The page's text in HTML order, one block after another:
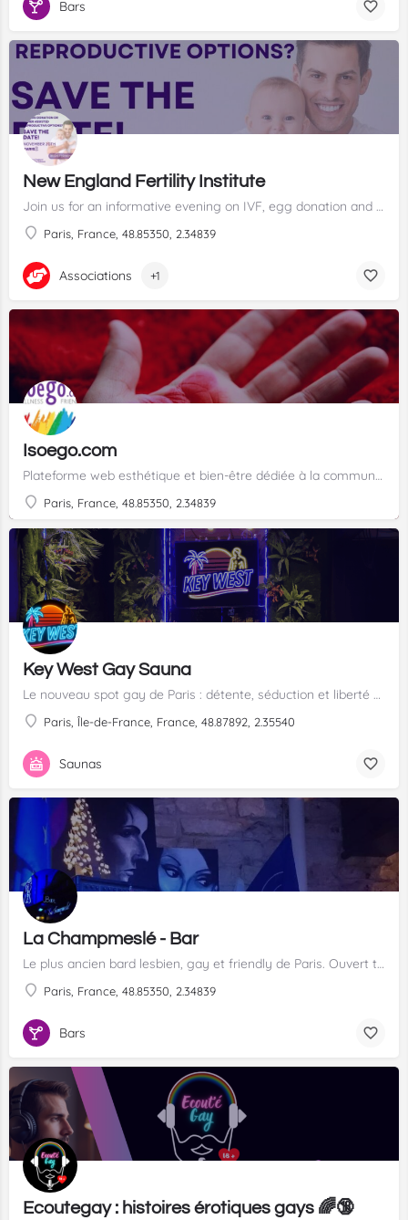
Bars
New England Fertility Institute
Join us for an informative evening on IVF, egg donation and more to explore the full range of assisted reproductive options abroad. ✨
Paris, France, 48.85350, 2.34839
Associations +1
Isoego.com
Plateforme web esthétique et bien-être dédiée à la communauté LGBTQIA+
Paris, France, 48.85350, 2.34839
Key West Gay Sauna
Le nouveau spot gay de Paris : détente, séduction et liberté dans une ambiance Key West unique
Paris, Île-de-France, France, 48.87892, 2.35540
Saunas
La Champmeslé - Bar
Le plus ancien bard lesbien, gay et friendly de Paris. Ouvert toute la nuit.
Paris, France, 48.85350, 2.34839
Bars
Ecoutegay : histoires érotiques gays 🌈🔞